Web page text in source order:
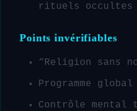
rituels occultes
Points invérifiables
“Religion sans
Programme
Contrôle mental